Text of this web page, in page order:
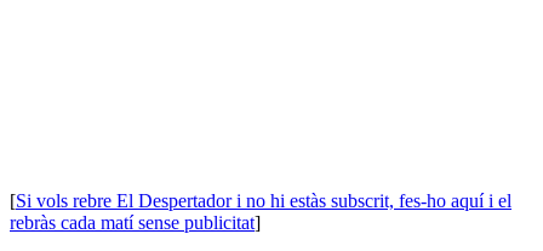
[Si vols rebre El Despertador i no hi estàs subscrit, fes-ho aquí i el
rebràs cada matí sense publicitat]